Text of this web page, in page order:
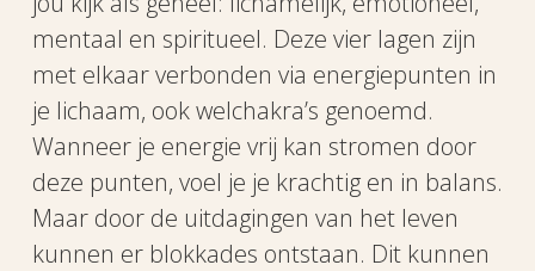
mentaal en spiritueel. Deze vier lagen zijn
met elkaar verbonden via energiepunten in
je lichaam, ook welchakra’s genoemd.
Wanneer je energie vrij kan stromen door
deze punten, voel je je krachtig en in balans.
Maar door de uitdagingen van het leven
kunnen er blokkades ontstaan. Dit kunnen